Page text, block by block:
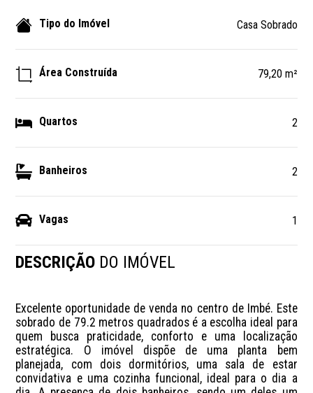
Tipo do Imóvel Casa Sobrado
Área Construída 79,20 m²
Quartos 2
Banheiros 2
Vagas 1
DESCRIÇÃO DO IMÓVEL
Excelente oportunidade de venda no centro de Imbé. Este
sobrado de 79.2 metros quadrados é a escolha ideal para
quem busca praticidade, conforto e uma localização
estratégica. O imóvel dispõe de uma planta bem
planejada, com dois dormitórios, uma sala de estar
convidativa e uma cozinha funcional, ideal para o dia a